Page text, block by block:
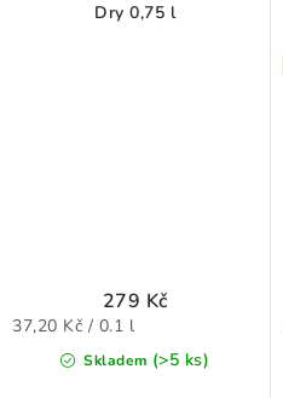
Dry 0,75 l
Skladem (>5 ks)
279 Kč
Měrná
37,20 Kč / 0.1 l